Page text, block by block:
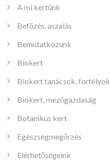
A mi kertünk
Befőzés, aszalás
Bemutatkozunk
Biokert
Biokert tanácsok, fortélyok
Biokert, mezőgazdaság
Botanikus kert
Egészségmegőrzés
Elérhetőségeink